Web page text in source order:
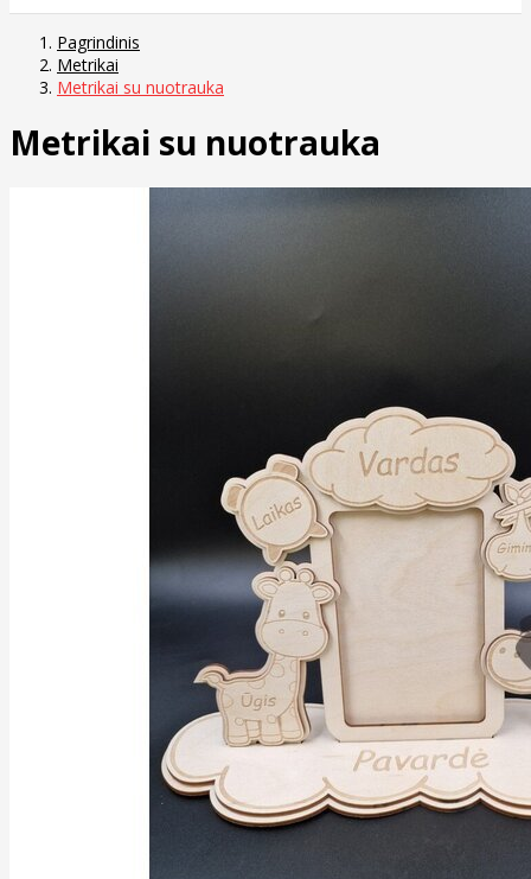
Pagrindinis
Metrikai
Metrikai su nuotrauka
Metrikai su nuotrauka